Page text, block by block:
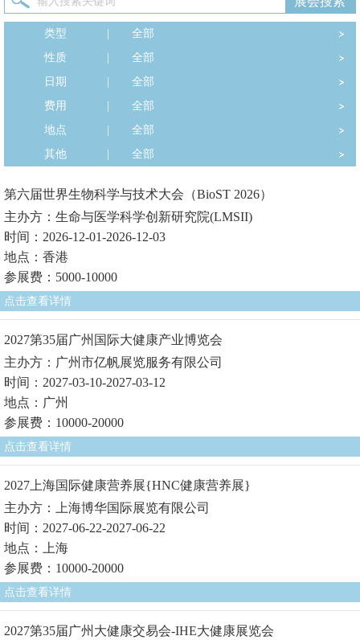
类型
全部
性质
全部
日期
全部
费用
全部
地点
全部
其他
全部
第六届世界生物科学与技术大会（BioST 2026）
主办方：生命与医学科学创新研究院(LMSII)
时间：2026-12-01-2026-12-03
地点：香港
参展费：5000-10000
点击查看详情
2027第35届广州国际大健康产业博览会
主办方：广州市亿帆展览服务有限公司
时间：2027-03-10-2027-03-12
地点：广州
参展费：10000-20000
点击查看详情
2027上海国际健康营养展{HNC健康营养展}
主办方：上海博华国际展览有限公司
时间：2027-06-22-2027-06-22
地点：上海
参展费：10000-20000
点击查看详情
2027第35届广州大健康交易会-IHE大健康展览会